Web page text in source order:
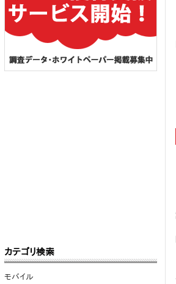
カテゴリ検索
モバイル